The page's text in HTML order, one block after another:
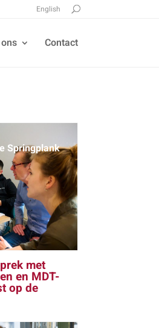
English
Contact
met
en MDT-
op de
Springplank